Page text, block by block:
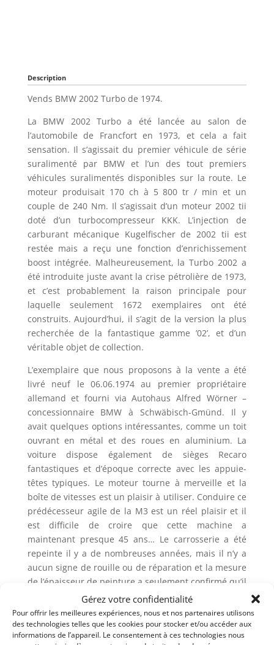
Gérez votre confidentialité
Pour offrir les meilleures expériences, nous et nos partenaires utilisons
des technologies telles que les cookies pour stocker et/ou accéder aux
informations de l’appareil. Le consentement à ces technologies nous
Description
Vends BMW 2002 Turbo de 1974.
La BMW 2002 Turbo a été lancée au salon de
l’automobile de Francfort en 1973, et cela a fait
sensation. Il s’agissait du premier véhicule de série
suralimenté par BMW et l’un des tout premiers
véhicules suralimentés disponibles sur la route. Le
moteur produisait 170 ch à 5 800 tr / min et un
couple de 240 Nm. Il s’agissait d’un moteur 2002 tii
doté d’un turbocompresseur KKK. L’injection de
carburant mécanique Kugelfischer de 2002 tii est
restée mais a reçu une fonction d’enrichissement
boost intégrée. Malheureusement, la Turbo 2002 a
été introduite juste avant la crise pétrolière de 1973,
et c’est probablement la raison principale pour
laquelle seulement 1672 exemplaires ont été
construits. Aujourd’hui, il s’agit de la version la plus
recherchée de la fantastique gamme ’02’, et d’un
véritable objet de collection.
L’exemplaire que nous proposons à la vente a été
livré neuf le 06.06.1974 au premier propriétaire
allemand et fourni via Autohaus Alfred Wörner –
concessionnaire BMW à Schwäbisch-Gmünd. Il y
avait quelques options intéressantes, comme un toit
ouvrant en métal et des roues en aluminium. La
voiture dispose également de sièges Recaro
fantastiques et d’époque correcte avec les appuie-
têtes typiques. Le moteur tourne à merveille et la
boîte de vitesses est un plaisir à utiliser. Conduire ce
prédécesseur agile de la M3 est un réel plaisir et il
est difficile de croire que cette machine a
maintenant presque 45 ans… Le carrosserie a été
repeinte il y a de nombreuses années, mais il n’y a
aucun signe de rouille ou de réparation et la mesure
de l’épaisseur de peinture a seulement confirmé qu’il
s’agit d’une voiture très solide sans aucun signe de
remplissage ou de réparation louche. L’intérieur
semble être dans un état complètement original,
bien que les excellents sièges avant en cuir Recaro